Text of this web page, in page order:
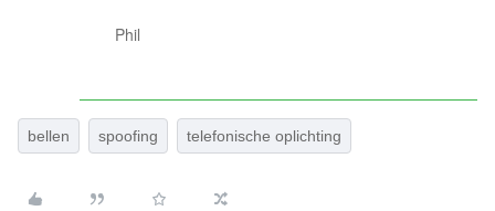
Phil
bellen spoofing telefonische oplichting